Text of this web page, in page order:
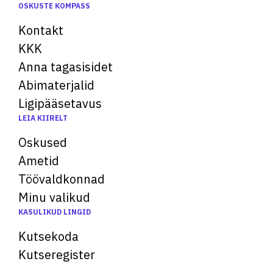
OSKUSTE KOMPASS
Kontakt
KKK
Anna tagasisidet
Abimaterjalid
Ligipääsetavus
LEIA KIIRELT
Oskused
Ametid
Töövaldkonnad
Minu valikud
KASULIKUD LINGID
Kutsekoda
Kutseregister